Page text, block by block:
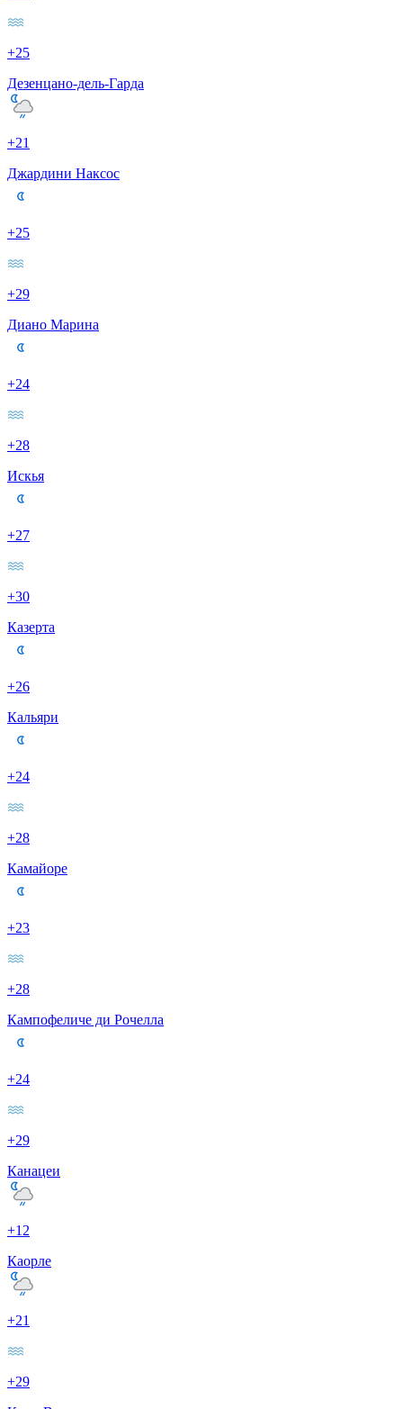
+25
Дезенцано-дель-Гарда
+21
Джардини Наксос
+25
+29
Диано Марина
+24
+28
Искья
+27
+30
Казерта
+26
Кальяри
+24
+28
Камайоре
+23
+28
Кампофеличе ди Рочелла
+24
+29
Канацеи
+12
Каорле
+21
+29